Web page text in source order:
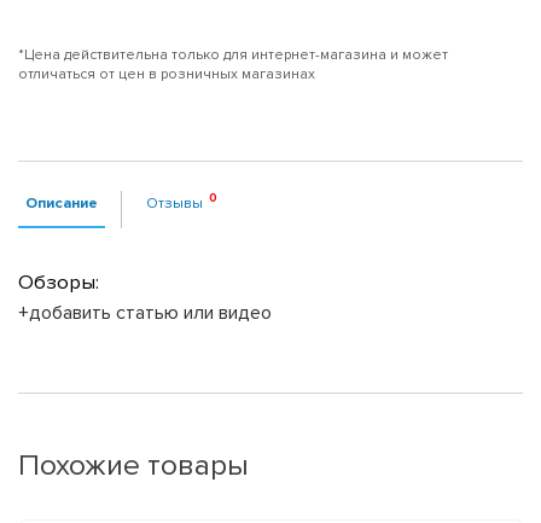
*Цена действительна только для интернет-магазина и может
отличаться от цен в розничных магазинах
Описание Отзывы
Обзоры:
+добавить статью или видео
Похожие товары